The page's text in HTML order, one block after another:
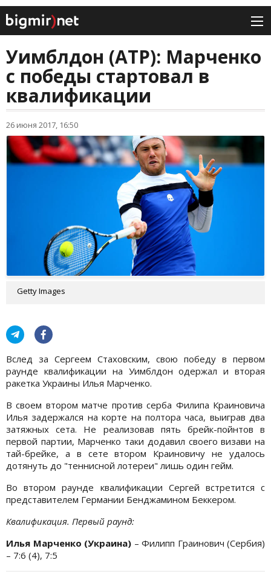
Уимблдон (ATP): Марченко
с победы стартовал в
квалификации
26 июня 2017, 16:50
Getty Images
Вслед за Сергеем Стаховским, свою победу в первом
раунде квалификации на Уимблдон одержал и вторая
ракетка Украины Илья Марченко.
В своем втором матче против серба Филипа Краиновича
Илья задержался на корте на полтора часа, выиграв два
затяжных сета. Не реализовав пять брейк-пойнтов в
первой партии, Марченко таки додавил своего визави на
тай-брейке, а в сете втором Краиновичу не удалось
дотянуть до "теннисной лотереи" лишь один гейм.
Во втором раунде квалификации Сергей встретится с
представителем Германии Бенджамином Беккером.
Квалификация. Первый раунд:
Илья Марченко (Украина) – Филипп Граинович (Сербия)
– 7:6 (4), 7:5